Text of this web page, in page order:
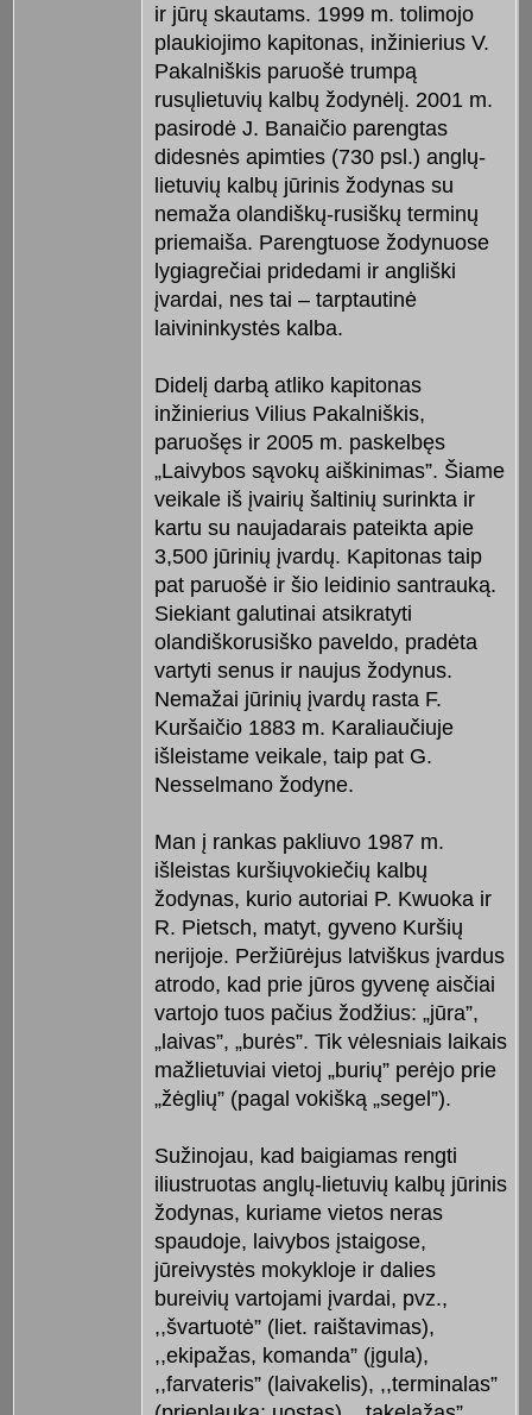
ir jūrų skautams. 1999 m. tolimojo
plaukiojimo kapitonas, inžinierius V.
Pakalniškis paruošė trumpą
rusųlietuvių kalbų žodynėlį. 2001 m.
pasirodė J. Banaičio parengtas
didesnės apimties (730 psl.) anglų-
lietuvių kalbų jūrinis žodynas su
nemaža olandiškų-rusiškų terminų
priemaiša. Parengtuose žodynuose
lygiagrečiai pridedami ir angliški
įvardai, nes tai – tarptautinė
laivininkystės kalba.
Didelį darbą atliko kapitonas
inžinierius Vilius Pakalniškis,
paruošęs ir 2005 m. paskelbęs
„Laivybos sąvokų aiškinimas”. Šiame
veikale iš įvairių šaltinių surinkta ir
kartu su naujadarais pateikta apie
3,500 jūrinių įvardų. Kapitonas taip
pat paruošė ir šio leidinio santrauką.
Siekiant galutinai atsikratyti
olandiškorusiško paveldo, pradėta
vartyti senus ir naujus žodynus.
Nemažai jūrinių įvardų rasta F.
Kuršaičio 1883 m. Karaliaučiuje
išleistame veikale, taip pat G.
Nesselmano žodyne.
Man į rankas pakliuvo 1987 m.
išleistas kuršiųvokiečių kalbų
žodynas, kurio autoriai P. Kwuoka ir
R. Pietsch, matyt, gyveno Kuršių
nerijoje. Peržiūrėjus latviškus įvardus
atrodo, kad prie jūros gyvenę aisčiai
vartojo tuos pačius žodžius: „jūra”,
„laivas”, „burės”. Tik vėlesniais laikais
mažlietuviai vietoj „burių” perėjo prie
„žėglių” (pagal vokišką „segel”).
Sužinojau, kad baigiamas rengti
iliustruotas anglų-lietuvių kalbų jūrinis
žodynas, kuriame vietos neras
spaudoje, laivybos įstaigose,
jūreivystės mokykloje ir dalies
bureivių vartojami įvardai, pvz.,
,,švartuotė” (liet. raištavimas),
,,ekipažas, komanda” (įgula),
,,farvateris” (laivakelis), ,,terminalas”